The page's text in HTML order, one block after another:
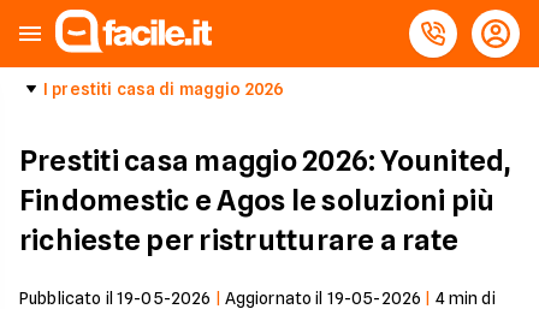
I prestiti casa di maggio 2026
Prestiti casa maggio 2026: Younited,
Findomestic e Agos le soluzioni più
richieste per ristrutturare a rate
Pubblicato il 19-05-2026 Aggiornato il 19-05-2026 4min di